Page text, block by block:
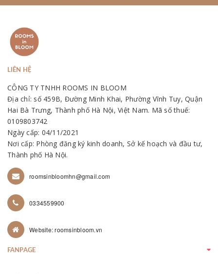
LIÊN HỆ
CÔNG TY TNHH ROOMS IN BLOOM
Địa chỉ: số 459B, Đường Minh Khai, Phường Vĩnh Tuy, Quận
Hai Bà Trưng, Thành phố Hà Nội, Việt Nam. Mã số thuế:
0109803742
Ngày cấp: 04/11/2021
Nơi cấp: Phòng đăng ký kinh doanh, Sở kế hoạch và đầu tư,
Thành phố Hà Nội.
roomsinbloomhn@gmail.com
0334559900
Website: roomsinbloom.vn
FANPAGE